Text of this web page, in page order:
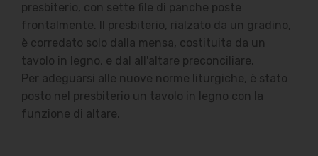
presbiterio, con sette file di panche poste
frontalmente. Il presbiterio, rialzato da un gradino,
è corredato solo dalla mensa, costituita da un
tavolo in legno, e dal all'altare preconciliare.
Per adeguarsi alle nuove norme liturgiche, è stato
posto nel presbiterio un tavolo in legno con la
funzione di altare.